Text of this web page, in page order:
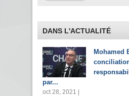
DANS L'ACTUALITÉ
Mohamed
par...
oct 28, 2021 |